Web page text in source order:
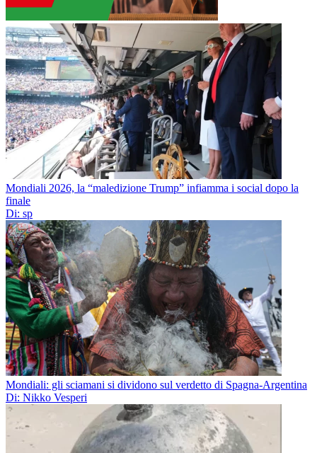
Mondiali 2026, la “maledizione Trump” infiamma i social dopo la
finale
Di: sp
Mondiali: gli sciamani si dividono sul verdetto di Spagna-Argentina
Di: Nikko Vesperi